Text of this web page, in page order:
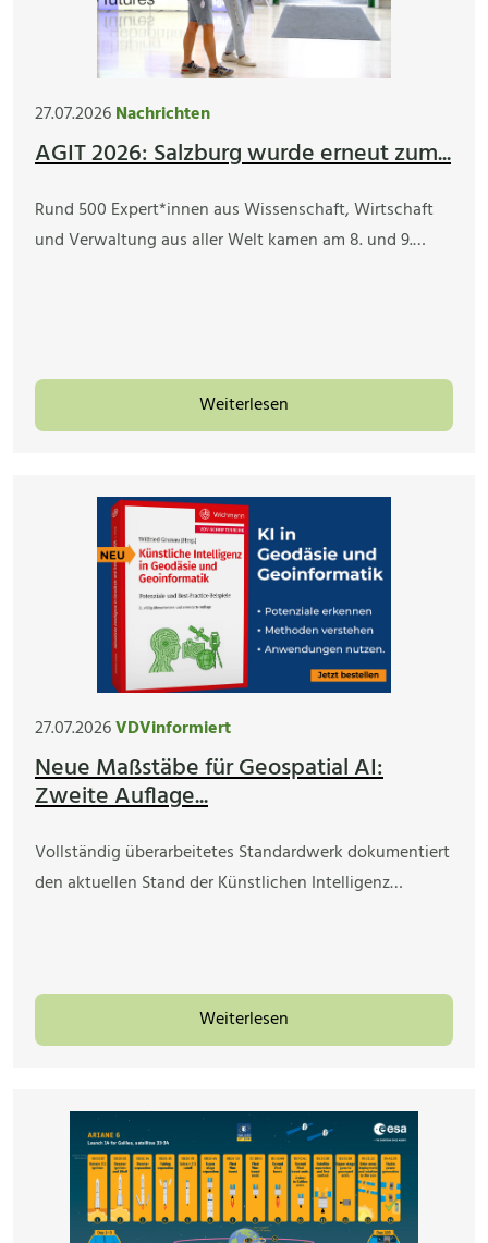
27.07.2026Nachrichten
AGIT 2026: Salzburg wurde erneut zum...
Rund 500 Expert*innen aus Wissenschaft, Wirtschaft
und Verwaltung aus aller Welt kamen am 8. und 9.…
Weiterlesen
27.07.2026VDVinformiert
Neue Maßstäbe für Geospatial AI:
Zweite Auflage...
Vollständig überarbeitetes Standardwerk dokumentiert
den aktuellen Stand der Künstlichen Intelligenz…
Weiterlesen